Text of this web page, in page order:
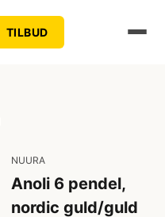
TILBUD
NUURA
Anoli 6 pendel,
nordic guld/guld